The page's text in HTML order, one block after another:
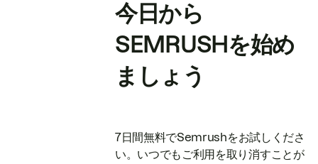
今日から
SEMRUSHを始め
ましょう
7日間無料でSemrushをお試しくださ
い。いつでもご利用を取り消すことが